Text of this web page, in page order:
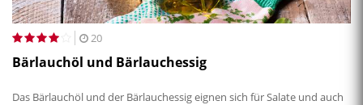
20
Bärlauchöl und Bärlauchessig
Das Bärlauchöl und der Bärlauchessig eignen sich für Salate und auch